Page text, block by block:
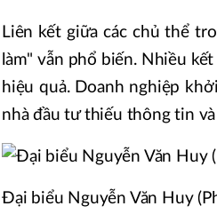
Liên kết giữa các chủ thể
làm" vẫn phổ biến. Nhiều
hiệu quả. Doanh nghiệp
nhà đầu tư thiếu thông tin
Đại biểu Nguyễn Văn Huy